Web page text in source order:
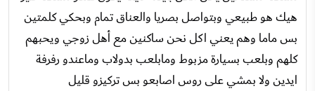
هيك هو طبيعي وبتواصل بصريا والعناق تمام وبحكي كلمتين
بس ماما وهم يعني اكل نحن ساكنين مع أهل زوجي ويحبهم
كلهم وبلعب بسيارة مزبوط ومابلعب بدولاب وماعندو رفرفة
ايدين ولا بمشي على روس اصابعو بس تركيزو قليل